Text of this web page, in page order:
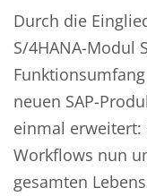
Durch die
S/4HANA-Modul
neuen SAP-
einmal erweitert:
Workflows nun
gesamten